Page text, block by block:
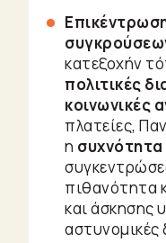
κατεξοχήν
πολιτικές
κοινωνικές
πλατείες,
η συχνότητα
πιθανότητα
και άσκησης
αστυνομικές